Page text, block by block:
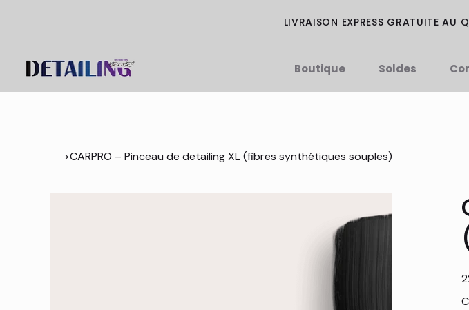
Boutique Soldes
LIVRAISON EXPRESS GRATUITE AU
>CARPRO – Pinceau de detailing XL (fibres synthétiques souples)